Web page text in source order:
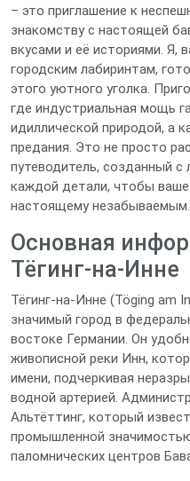
– это приглашение к
знакомству с настоящей
вкусами и её историями. Я,
городским лабиринтам,
этого уютного уголка.
где индустриальная мощь
идиллической природой, а
предания. Это не просто
путеводитель, созданный
каждой детали, чтобы
настоящему незабываемым.
Основная
Тёгинг-на-Инне
Тёгинг-на-Инне (Töging am
значимый город в
востоке Германии. Он
живописной реки Инн,
имени, подчеркивая
водной артерией.
Альтёттинг, который
промышленной
паломнических центров